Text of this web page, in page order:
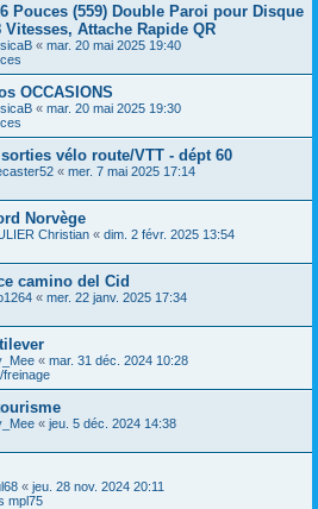
Pouces (559) Double Paroi pour Disque
Attache Rapide QR
« mar. 20 mai 2025 19:40
OCCASIONS
« mar. 20 mai 2025 19:30
vélo route/VTT - dépt 60
« mer. 7 mai 2025 17:14
Norvège
Christian « dim. 2 févr. 2025 13:54
camino del Cid
« mer. 22 janv. 2025 17:34
« mar. 31 déc. 2024 10:28
« jeu. 5 déc. 2024 14:38
« jeu. 28 nov. 2024 20:11
mpl75